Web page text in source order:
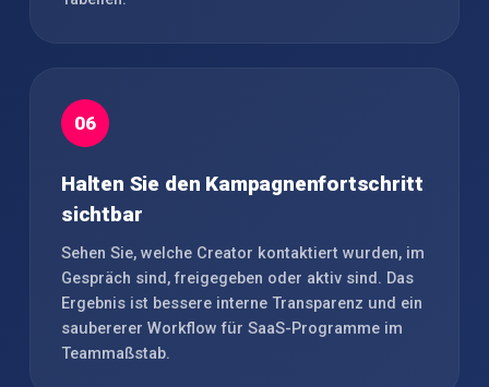
06
Halten Sie den Kampagnenfortschritt
sichtbar
Sehen Sie, welche Creator kontaktiert wurden, im
Gespräch sind, freigegeben oder aktiv sind. Das
Ergebnis ist bessere interne Transparenz und ein
saubererer Workflow für SaaS-Programme im
Teammaßstab.